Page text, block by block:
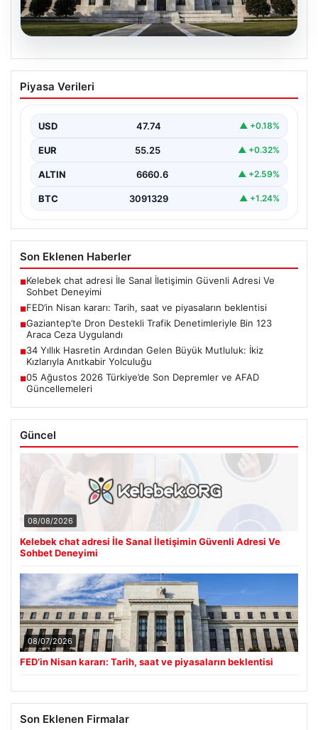
FED’in Nisan kararı: Tarih, saat ve
piyasaların beklentisi
kararı yatırımcılar tarafından yakından takip ediliyor.…
Piyasa Verileri
USD 47.74 ▲ +0.18%
EUR 55.25 ▲ +0.32%
ALTIN 6660.6 ▲ +2.59%
BTC 3091329 ▲ +1.24%
Son Eklenen Haberler
■Kelebek chat adresi İle Sanal İletişimin Güvenli Adresi Ve
Sohbet Deneyimi
■FED’in Nisan kararı: Tarih, saat ve piyasaların beklentisi
■Gaziantep’te Dron Destekli Trafik Denetimleriyle Bin 123
Araca Ceza Uygulandı
■34 Yıllık Hasretin Ardından Gelen Büyük Mutluluk: İkiz
Kızlarıyla Anıtkabir Yolculuğu
■05 Ağustos 2026 Türkiye’de Son Depremler ve AFAD
Güncellemeleri
Güncel
08/08/2026
Kelebek chat adresi İle Sanal İletişimin Güvenli Adresi Ve
Sohbet Deneyimi
08/07/2026
FED’in Nisan kararı: Tarih, saat ve piyasaların beklentisi
Son Eklenen Firmalar